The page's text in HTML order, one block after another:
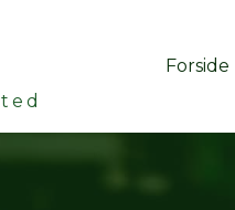
Forside